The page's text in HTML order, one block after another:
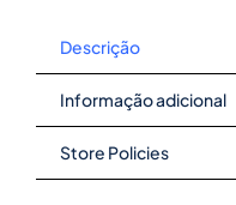
Descrição
Informação adicional
Store Policies